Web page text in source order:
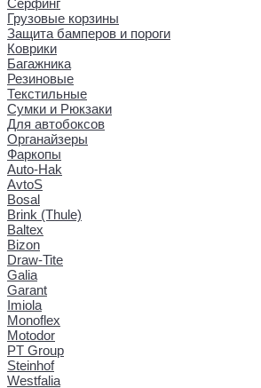
Грузовые корзины
Защита бамперов и пороги
Коврики
Багажника
Резиновые
Текстильные
Сумки и Рюкзаки
Для автобоксов
Органайзеры
Фаркопы
Auto-Hak
AvtoS
Bosal
Brink (Thule)
Baltex
Bizon
Draw-Tite
Galia
Garant
Imiola
Monoflex
Motodor
PT Group
Steinhof
Westfalia